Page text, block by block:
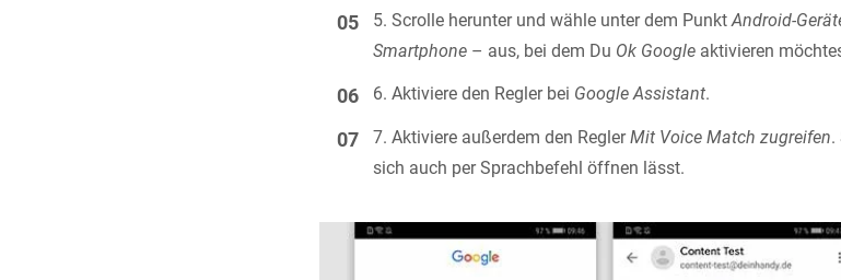
Scrolle herunter und wähle unter dem PunktAndroid-
Smartphone – aus, bei dem Du Ok Google aktivieren
Aktiviere den Regler bei Google Assistant.
Aktiviere außerdem den ReglerMit Voice Match zugreifen.
sich auch per Sprachbefehl öffnen lässt.